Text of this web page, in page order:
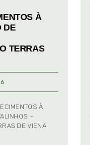
À
DE
TERRAS
À
–
DE VIENA